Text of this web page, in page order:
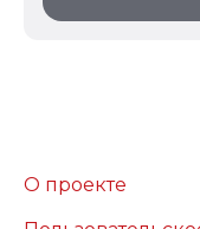
О проекте